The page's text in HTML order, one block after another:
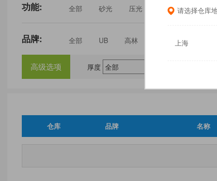
请选择仓库
上海
功能: 全部 砂光 压光 家具 门板
品牌: 全部 UB 高林 中福
三威
建瓯福人
高级选项 厚度
仓库 品牌 名称